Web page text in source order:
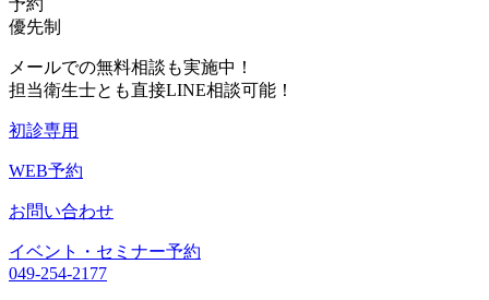
優先制
メールでの無料相談も実施中！
担当衛生士とも直接LINE相談可能！
初診専用
WEB予約
お問い合わせ
イベント・セミナー予約
049-254-2177